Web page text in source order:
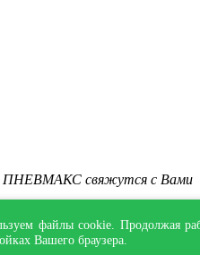
файлы cookie. Продолжая
Вашего браузера.
ПНЕВМАКС свяжутся с Вами